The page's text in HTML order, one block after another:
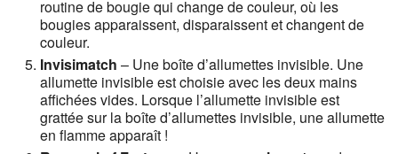
routine de bougie qui change de couleur, où les
bougies apparaissent, disparaissent et changent de
couleur.
Invisimatch – Une boîte d’allumettes invisible. Une
allumette invisible est choisie avec les deux mains
affichées vides. Lorsque l’allumette invisible est
grattée sur la boîte d’allumettes invisible, une allumette
en flamme apparaît !